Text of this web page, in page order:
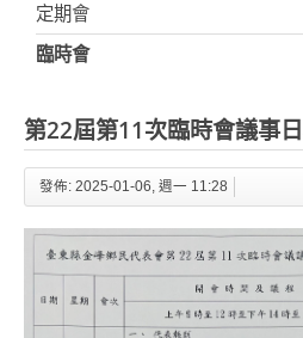
定期會
臨時會
第22屆第11次臨時會議事
發佈: 2025-01-06, 週一 11:28